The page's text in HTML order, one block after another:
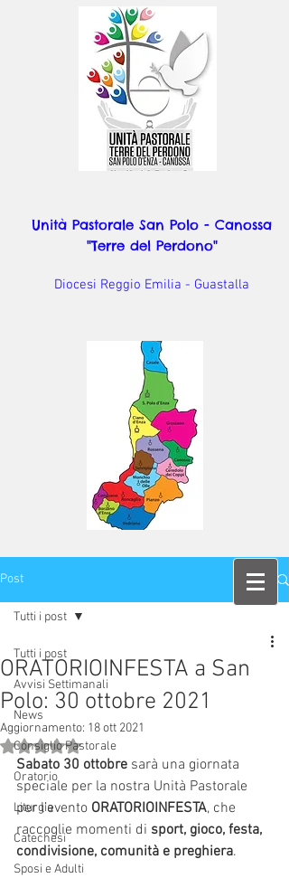
Unità Pastorale San Polo - Canossa
"Terre del Perdono"
Diocesi Reggio Emilia - Guastalla
Post
Tutti i post
Avvisi Settimanali
News
Consiglio Pastorale
Oratorio
Liturgia
Catechesi
Sposi e Adulti
Tutti i post
ORATORIOINFESTA a San
Polo: 30 ottobre 2021
Aggiornamento: 18 ott 2021
Valutazione NaN stelle su 5.
Sabato 30 ottobre sarà una giornata
speciale per la nostra Unità Pastorale
per l’evento ORATORIOINFESTA, che
raccoglie momenti di sport, gioco, festa,
condivisione, comunità e preghiera.